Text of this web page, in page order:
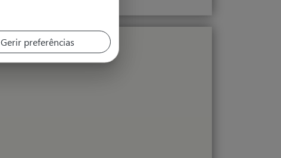
Gerir preferências